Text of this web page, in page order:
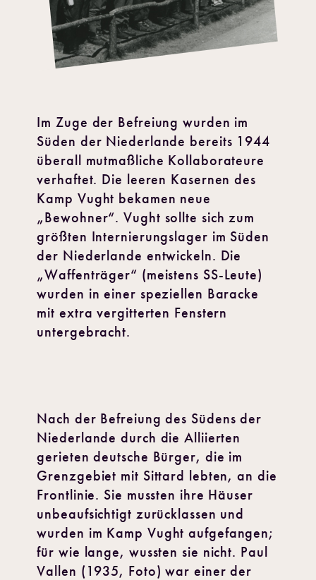
Im Zuge der Befreiung wurden im
Süden der Niederlande bereits 1944
überall mutmaßliche Kollaborateure
verhaftet. Die leeren Kasernen des
Kamp Vught bekamen neue
„Bewohner“. Vught sollte sich zum
größten Internierungslager im Süden
der Niederlande entwickeln. Die
„Waffenträger“ (meistens SS-Leute)
wurden in einer speziellen Baracke
mit extra vergitterten Fenstern
untergebracht.
Nach der Befreiung des Südens der
Niederlande durch die Alliierten
gerieten deutsche Bürger, die im
Grenzgebiet mit Sittard lebten, an die
Frontlinie. Sie mussten ihre Häuser
unbeaufsichtigt zurücklassen und
wurden im Kamp Vught aufgefangen;
für wie lange, wussten sie nicht. Paul
Vallen (1935, Foto) war einer der